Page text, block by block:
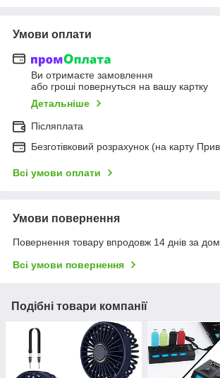
Умови оплати
Ви отримаєте замовлення
або гроші повернуться на вашу картку
Детальніше
Післяплата
Безготівковий розрахунок (на карту
Всі умови оплати
Умови повернення
Повернення товару впродовж 14 днів за
Всі умови повернення
Подібні товари компанії